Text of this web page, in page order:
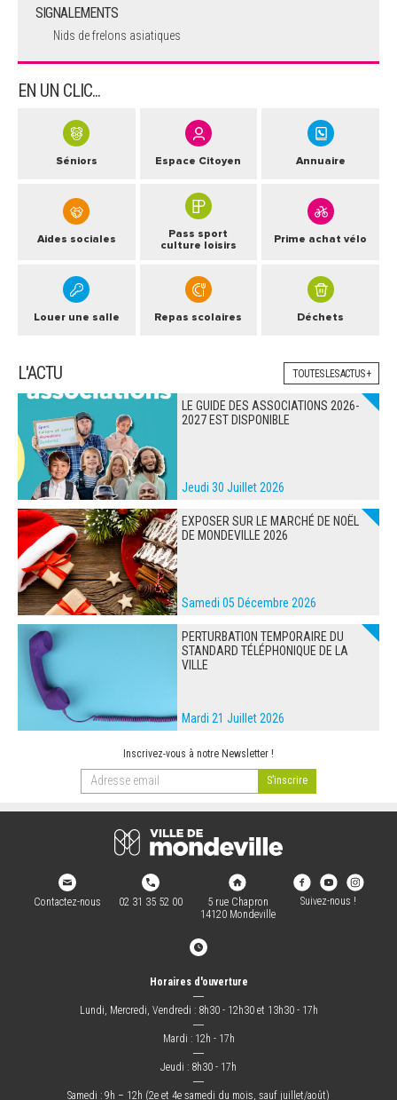
SIGNALEMENTS
Nids de frelons asiatiques
EN UN CLIC...
Séniors Espace Citoyen Annuaire
Aides sociales
Pass sport
culture loisirs
Prime achat vélo
Louer une salle Repas scolaires Déchets
L'ACTU TOUTES LES ACTUS +
LE GUIDE DES ASSOCIATIONS 2026-
2027 EST DISPONIBLE
Jeudi 30 Juillet 2026
EXPOSER SUR LE MARCHÉ DE NOËL
DE MONDEVILLE 2026
Samedi 05 Décembre 2026
PERTURBATION TEMPORAIRE DU
STANDARD TÉLÉPHONIQUE DE LA
VILLE
Mardi 21 Juillet 2026
Inscrivez-vous à notre Newsletter !
Contactez-nous 02 31 35 52 00
5 rue Chapron
14120 Mondeville
Suivez-nous !
Horaires d'ouverture
―
Lundi, Mercredi, Vendredi : 8h30 - 12h30 et 13h30 - 17h
―
Mardi : 12h - 17h
―
Jeudi : 8h30 - 17h
―
Samedi : 9h – 12h (2e et 4e samedi du mois, sauf juillet/août)